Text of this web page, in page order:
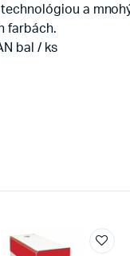
a
farbách.
bal / ks